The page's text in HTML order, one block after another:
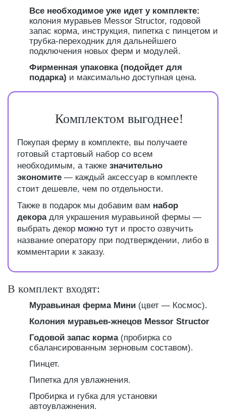
Все необходимое уже идет у комплекте:
колония муравьев Messor Structor, годовой
запас корма, инструкция, пипетка с пинцетом и
трубка-переходник для дальнейшего
подключения новых ферм и модулей.
Фирменная упаковка (подойдет для
подарка) и максимально доступная цена.
Комплектом выгоднее!
Покупая ферму в комплекте, вы получаете
готовый стартовый набор со всем
необходимым, а также значительно
экономите — каждый аксессуар в комплекте
стоит дешевле, чем по отдельности.
Также в подарок мы добавим вам набор
декорадля украшения муравьиной фермы —
выбрать декор можно тут и просто озвучить
название оператору при подтверждении, либо в
комментарии к заказу.
В комплект входят:
Муравьиная ферма Мини (цвет — Космос).
Колония муравьев-жнецов Messor Structor
Годовой запас корма(пробирка со
сбалансированным зерновым составом).
Пинцет.
Пипетка для увлажнения.
Пробирка и губка для установки
автоувлажнения.